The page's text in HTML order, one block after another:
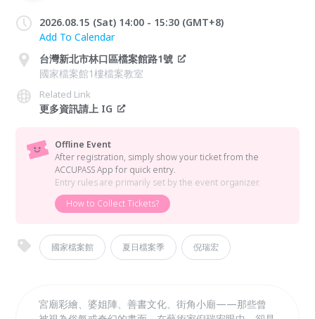
2026.08.15 (Sat) 14:00 - 15:30 (GMT+8)
Add To Calendar
台灣新北市林口區檔案館路1號
國家檔案館1樓檔案教室
Related Link
更多資訊請上 IG
Offline Event
After registration, simply show your ticket from the
ACCUPASS App for quick entry.
Entry rules are primarily set by the event organizer.
How to Collect Tickets?
國家檔案館 夏日檔案季 倪瑞宏
宮廟彩繪、婆姐陣、善書文化、街角小廟——那些曾